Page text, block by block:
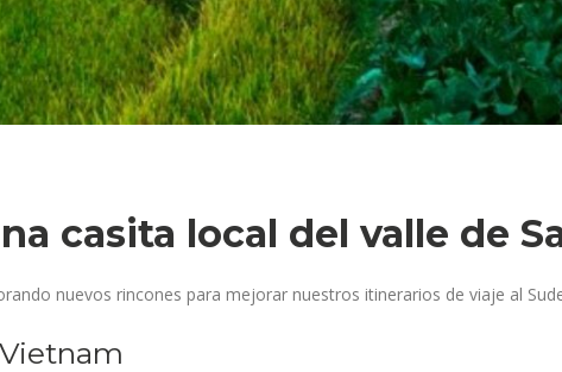
casita local del valle de
nuevos rincones para mejorar nuestros itinerarios de viaje al